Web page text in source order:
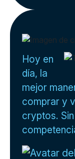
Hoy en
día, la
mejor
comprar y
cryptos. Sin